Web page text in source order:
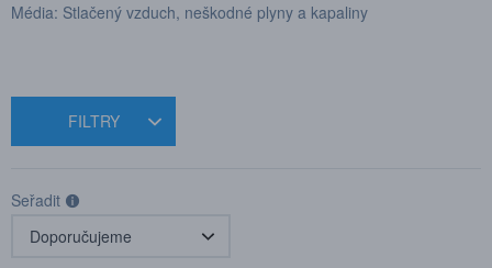
Média: Stlačený vzduch, neškodné plyny a kapaliny
FILTRY
Seřadit